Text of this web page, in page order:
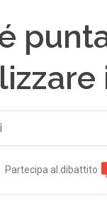
Partecipa al dibattito